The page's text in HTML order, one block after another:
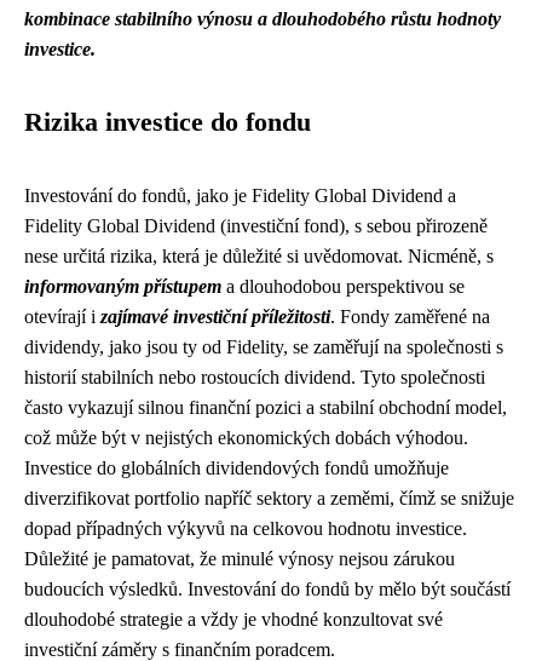
kombinace stabilního výnosu a dlouhodobého růstu hodnoty
investice.
Rizika investice do fondu
Investování do fondů, jako je Fidelity Global Dividend a
Fidelity Global Dividend (investiční fond), s sebou přirozeně
nese určitá rizika, která je důležité si uvědomovat. Nicméně, s
informovaným přístupem a dlouhodobou perspektivou se
otevírají i zajímavé investiční příležitosti. Fondy zaměřené na
dividendy, jako jsou ty od Fidelity, se zaměřují na společnosti s
historií stabilních nebo rostoucích dividend. Tyto společnosti
často vykazují silnou finanční pozici a stabilní obchodní model,
což může být v nejistých ekonomických dobách výhodou.
Investice do globálních dividendových fondů umožňuje
diverzifikovat portfolio napříč sektory a zeměmi, čímž se snižuje
dopad případných výkyvů na celkovou hodnotu investice.
Důležité je pamatovat, že minulé výnosy nejsou zárukou
budoucích výsledků. Investování do fondů by mělo být součástí
dlouhodobé strategie a vždy je vhodné konzultovat své
investiční záměry s finančním poradcem.